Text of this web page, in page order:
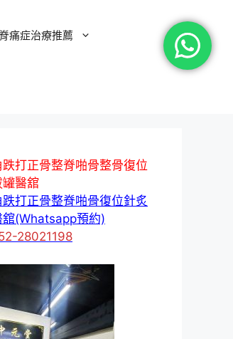
痛症治療推薦
打正骨整脊啪骨整骨復位
罐醫舘
打正骨整脊啪骨復位針炙
舘(Whatsapp預約)
28021198